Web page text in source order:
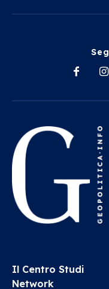
Il Centro Studi
Network